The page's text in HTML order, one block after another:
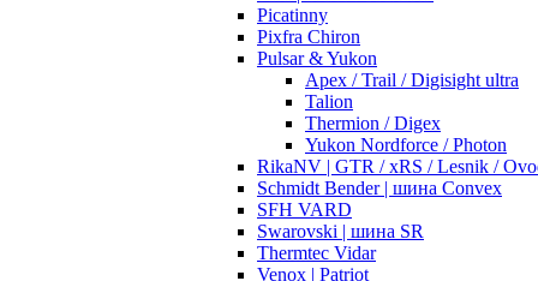
Picatinny
Pixfra Chiron
Pulsar & Yukon
Apex / Trail / Digisight ultra
Talion
Thermion / Digex
Yukon Nordforce / Photon
RikaNV | GTR / xRS / Lesnik /
Schmidt Bender | шина Convex
SFH VARD
Swarovski | шина SR
Thermtec Vidar
Venox | Patriot